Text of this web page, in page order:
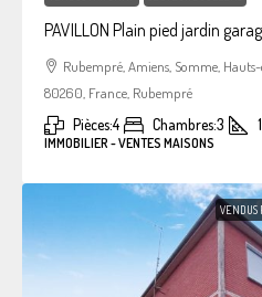
PAVILLON Plain pied jardin
Rubempré, Amiens, Somme,
80260, France, Rubempré
Pièces:4 Chambres:3
IMMOBILIER - VENTES MAISONS
VENDUS